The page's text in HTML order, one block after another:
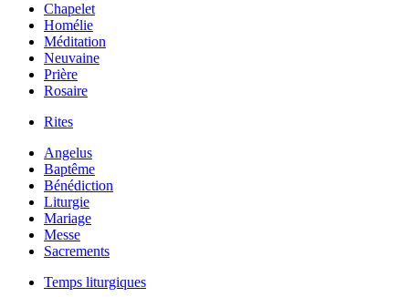
Chapelet
Homélie
Méditation
Neuvaine
Prière
Rosaire
Rites
Angelus
Baptême
Bénédiction
Liturgie
Mariage
Messe
Sacrements
Temps liturgiques